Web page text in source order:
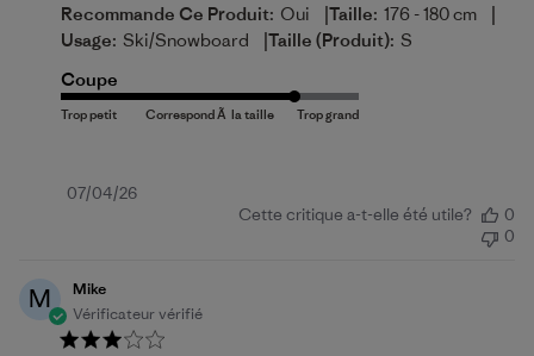
Recommande Ce Produit: Oui |Taille: 176 - 180 cm |
Usage: Ski/Snowboard |Taille (produit): S
Coupe
Date
07/04/26
Cette critique a-t-elle été utile?
0
0
M
Mike
Vérificateur vérifié